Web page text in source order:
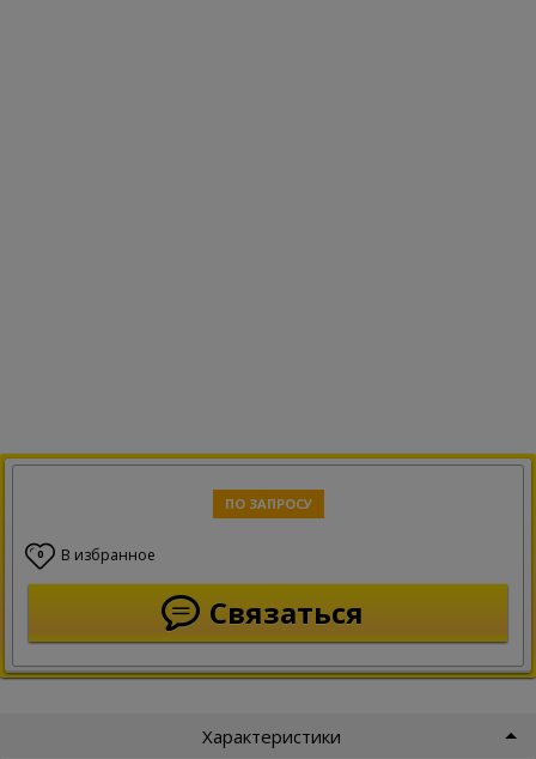
ПО ЗАПРОСУ
0 В избранное
Связаться
Характеристики